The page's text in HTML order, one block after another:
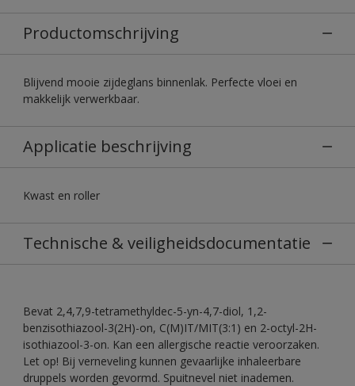
Productomschrijving
Blijvend mooie zijdeglans binnenlak. Perfecte vloei en
makkelijk verwerkbaar.
Applicatie beschrijving
Kwast en roller
Technische & veiligheidsdocumentatie
Bevat 2,4,7,9-tetramethyldec-5-yn-4,7-diol, 1,2-
benzisothiazool-3(2H)-on, C(M)IT/MIT(3:1) en 2-octyl-2H-
isothiazool-3-on. Kan een allergische reactie veroorzaken.
Let op! Bij verneveling kunnen gevaarlijke inhaleerbare
druppels worden gevormd. Spuitnevel niet inademen.